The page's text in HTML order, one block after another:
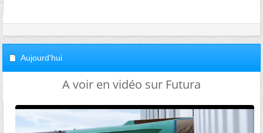
Aujourd'hui
A voir en vidéo sur Futura